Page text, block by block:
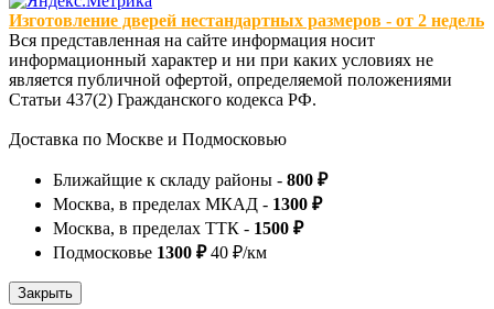
Изготовление дверей нестандартных размеров - от 2 недель
Вся представленная на сайте информация носит
информационный характер и ни при каких условиях не
является публичной офертой, определяемой положениями
Статьи 437(2) Гражданского кодекса РФ.
Доставка по Москве и Подмосковью
Ближайщие к складу районы - 800 ₽
Москва, в пределах МКАД - 1300 ₽
Москва, в пределах ТТК - 1500 ₽
Подмосковье 1300 ₽40 ₽/км